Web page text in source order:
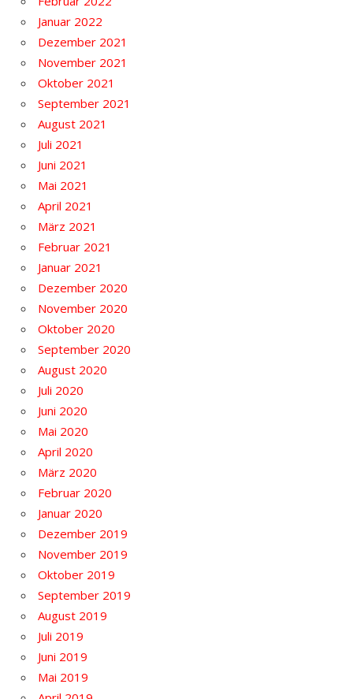
Januar 2022
Dezember 2021
November 2021
Oktober 2021
September 2021
August 2021
Juli 2021
Juni 2021
Mai 2021
April 2021
März 2021
Februar 2021
Januar 2021
Dezember 2020
November 2020
Oktober 2020
September 2020
August 2020
Juli 2020
Juni 2020
Mai 2020
April 2020
März 2020
Februar 2020
Januar 2020
Dezember 2019
November 2019
Oktober 2019
September 2019
August 2019
Juli 2019
Juni 2019
Mai 2019